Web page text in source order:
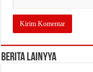
Berita Lainyya